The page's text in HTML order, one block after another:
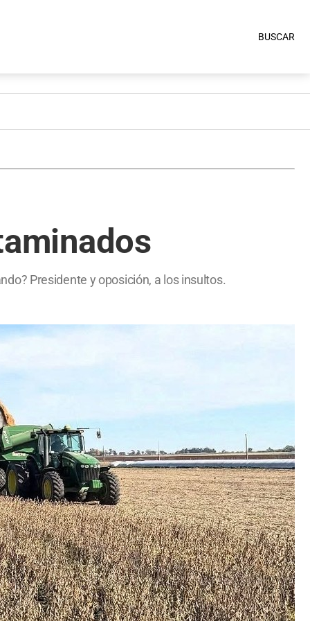
BUSCAR
Presidente y oposición, a los insultos.